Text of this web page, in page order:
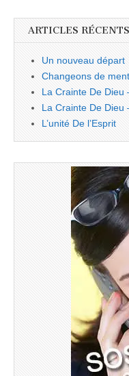
ARTICLES RÉCENTS
Un nouveau départ
Changeons de
La Crainte De Dieu
La Crainte De Dieu
L’unité De l’Esprit